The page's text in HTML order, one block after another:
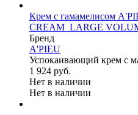
Крем с гамамелисом
CREAM_LARGE
Бренд
A'PIEU
Успокаивающий крем с
1 924 руб.
Нет в наличии
Нет в наличии